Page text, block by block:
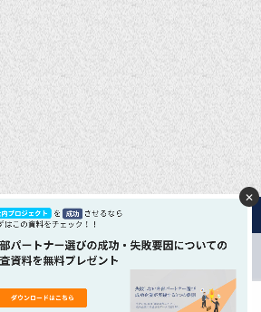
すべての製品およびサービス名は、ドイツおよびその他の
標または商標です。
✕
クッキー説明を表示
ービスを提供するために、クッキ